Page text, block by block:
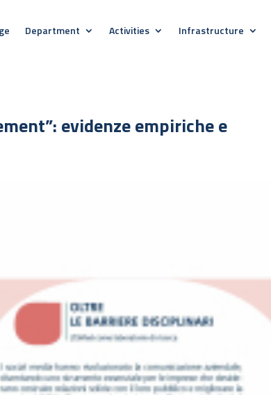
Department Activities Infrastructure
evidenze empiriche e